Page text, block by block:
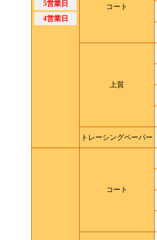
5営業日
4営業日
コート
上質
トレーシングペーパー
コート